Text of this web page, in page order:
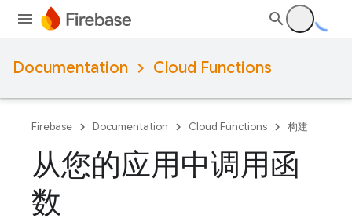
Documentation Cloud Functions
Firebase Documentation Cloud Functions 构建
从您的应用中调用函
数